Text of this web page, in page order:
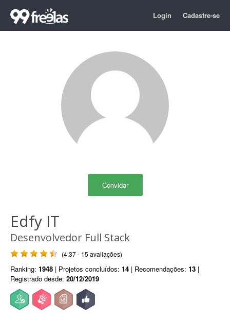
Login Cadastre-se
Convidar
Edfy IT
Desenvolvedor Full Stack
(4.37 - 15 avaliações)
Ranking: 1948 | Projetos concluídos: 14 | Recomendações: 13 |
Registrado desde: 20/12/2019